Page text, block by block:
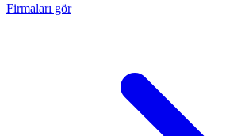
Firmaları gör